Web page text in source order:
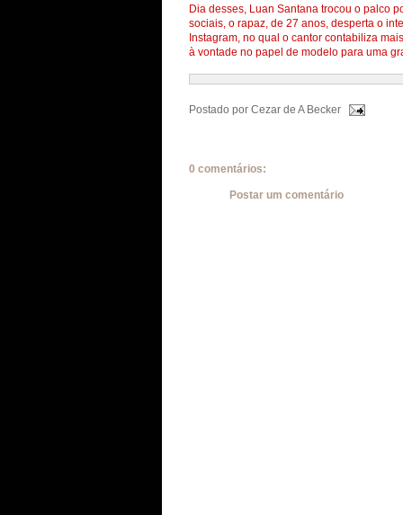
Dia desses, Luan Santana trocou o palco
sociais, o rapaz, de 27 anos, desperta o
Instagram, no qual o cantor contabiliza
à vontade no papel de modelo para uma
Postado por Cezar de A Becker
0 comentários:
Postar um comentário